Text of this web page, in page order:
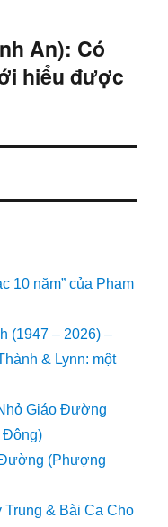
An): Có
hiểu được
10 năm” của Phạm
(1947 – 2026) –
& Lynn: một
Giáo Đường
Đông)
(Phượng
Trung & Bài Ca Cho